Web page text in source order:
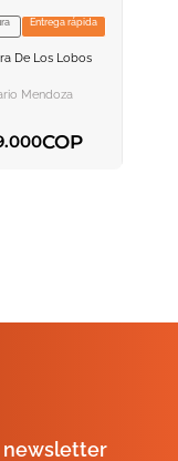
Entrega rápida
De Los Lobos
Mendoza
.000COP
newsletter